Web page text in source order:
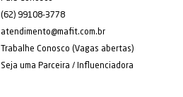
(62) 99108-3778
atendimento@mafit.com.br
Trabalhe Conosco (Vagas abertas)
Seja uma Parceira / Influenciadora